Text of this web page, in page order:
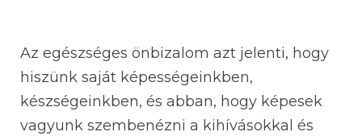
Az egészséges önbizalom azt jelenti, hogy
hiszünk saját képességeinkben,
készségeinkben, és abban, hogy képesek
vagyunk szembenézni a kihívásokkal és